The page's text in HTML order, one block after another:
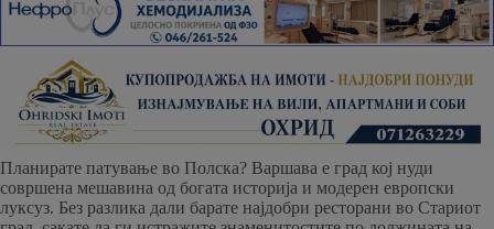
Планирате патување во Полска? Варшава е град кој нуди
совршена мешавина од богата историја и модерен европски
луксуз. Без разлика дали барате најдобри ресторани во Стариот